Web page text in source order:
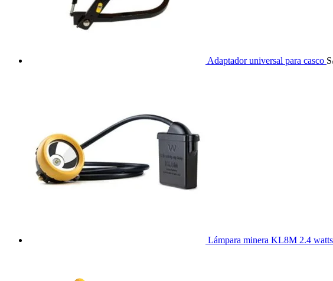
Adaptador universal para casco
Lámpara minera KL8M 2.4